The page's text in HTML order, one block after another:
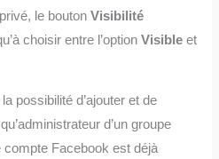
le boutonVisibilité
choisir entre l’optionVisible et
possibilité d’ajouter et de
d’un groupe
compte Facebook est déjà